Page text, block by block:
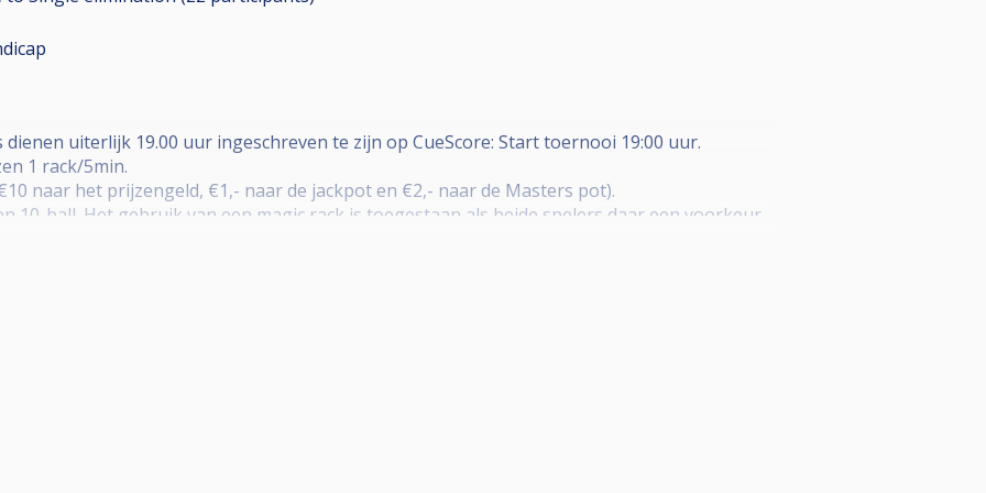
uiterlijk 19.00 uur ingeschreven te zijn op CueScore: Start toernooi 19:00 uur.
1 rack/5min.
naar het prijzengeld, €1,- naar de jackpot en €2,- naar de Masters pot).
10-ball. Het gebruik van een magic rack is toegestaan als beide spelers daar een voorkeur